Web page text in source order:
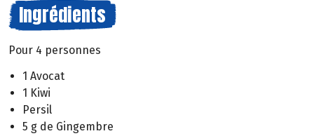
Ingrédients
Pour 4 personnes
1 Avocat
1 Kiwi
Persil
5 g de Gingembre